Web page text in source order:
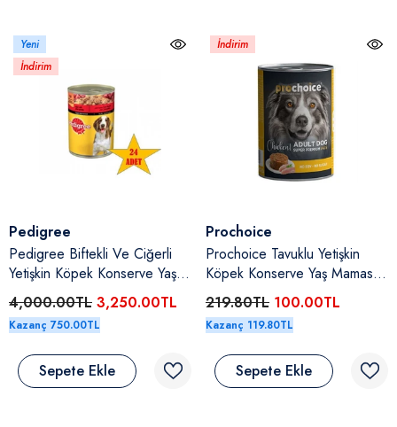
Yeni
İndirim
Satıcı:
Pedigree
Pedigree Biftekli Ve Ciğerli
Yetişkin Köpek Konserve Yaş
Maması 24X400 Gr(Yeni)
4,000.00TL 3,250.00TL
Kazanç 750.00TL
Sepete Ekle
İndirim
Satıcı:
Prochoice
Prochoice Tavuklu Yetişkin
Köpek Konserve Yaş Maması
400 Gr
219.80TL 100.00TL
Kazanç 119.80TL
Sepete Ekle